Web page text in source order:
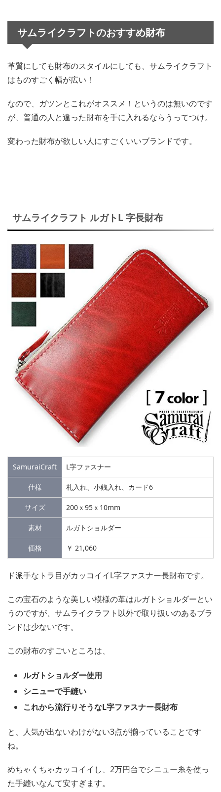
サムライクラフトのおすすめ財布
革質にしても財布のスタイルにしても、サムライクラフト
はものすごく幅が広い！
なので、ガツンとこれがオススメ！というのは無いのです
が、普通の人と違った財布を手に入れるならうってつけ。
変わった財布が欲しい人にすごくいいブランドです。
サムライクラフト ルガトL 字長財布
SamuraiCraft L字ファスナー
仕様 札入れ、小銭入れ、カード6
サイズ 200ｘ95ｘ10mm
素材 ルガトショルダー
価格 ￥ 21,060
ド派手なトラ目がカッコイイL字ファスナー長財布です。
この宝石のような美しい模様の革はルガトショルダーとい
うのですが、サムライクラフト以外で取り扱いのあるブラ
ンドは少ないです。
この財布のすごいところは、
ルガトショルダー使用
シニューで手縫い
これから流行りそうなL字ファスナー長財布
と、人気が出ないわけがない3点が揃っていることです
ね。
めちゃくちゃカッコイイし、2万円台でシニュー糸を使っ
た手縫いなんて安すぎます。